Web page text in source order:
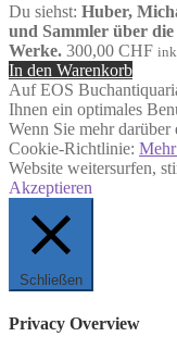
Du siehst: Huber,
und Sammler über
Werke. 300,00 CHF
In den Warenkorb
Auf EOS
Ihnen ein optimales
Wenn Sie mehr darüber
Cookie-Richtlinie:
Website weitersurfen,
Akzeptieren
Schließen
Privacy Overview